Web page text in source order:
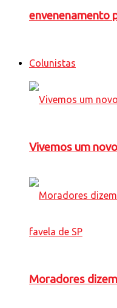
envenenamento
Colunistas
Vivemos um
Moradores